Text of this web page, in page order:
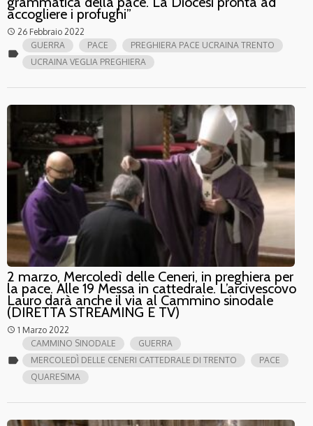
accogliere i profughi”
access_time 26 Febbraio 2022
label
GUERRA PACE
PREGHIERA PACE UCRAINA TRENTO
UCRAINA VEGLIA PREGHIERA
2 marzo, Mercoledì delle Ceneri, in preghiera per
la pace. Alle 19 Messa in cattedrale. L’arcivescovo
Lauro darà anche il via al Cammino sinodale
(DIRETTA STREAMING E TV)
access_time 1 Marzo 2022
label
CAMMINO SINODALE
GUERRA
MERCOLEDÌ DELLE CENERI CATTEDRALE DI TRENTO
PACE
QUARESIMA